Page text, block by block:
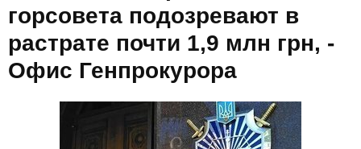
горсовета подозревают в
растрате почти 1,9 млн грн, -
Офис Генпрокурора